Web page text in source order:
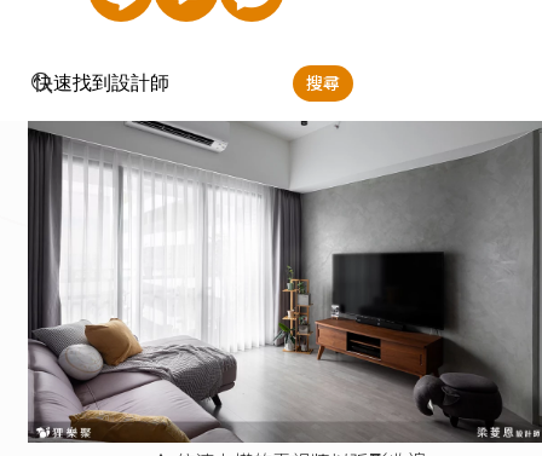
搜尋
延伸閱讀：<< 哪種裝潢風格適合我家？這樣挑準沒錯！